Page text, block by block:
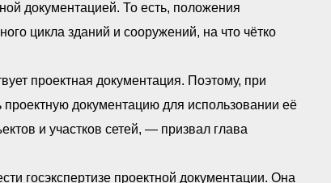
документацией. То есть, положения
цикла зданий и сооружений, на что чётко
проектная документация. Поэтому, при
документацию для использовании её
и участков сетей, — призвал глава
госэкспертизе проектной документации. Она